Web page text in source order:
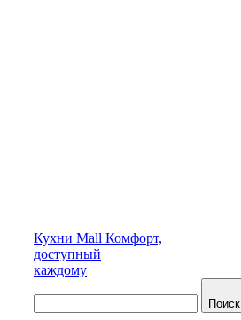
Кухни Mall Комфорт,
доступный
каждому
Поиск